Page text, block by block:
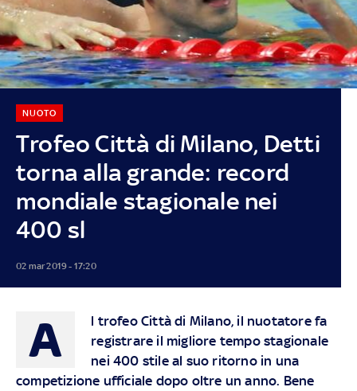
Trofeo Città di Milano, Detti
torna alla grande: record
mondiale stagionale nei
400 sl
NUOTO
02 mar 2019 - 17:20
A
l trofeo Città di Milano, il nuotatore fa
registrare il migliore tempo stagionale
nei 400 stile al suo ritorno in una
competizione ufficiale dopo oltre un anno. Bene